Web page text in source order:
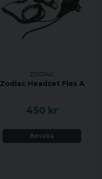
ZODIAC
Zodiac Headset Flex A
450 kr
Bevaka